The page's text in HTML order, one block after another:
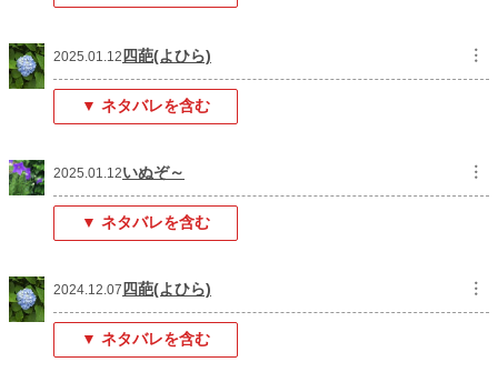
2025.01.12 四葩(よひら) ︙
▼ ネタバレを含む
2025.01.12いぬぞ～ ︙
▼ ネタバレを含む
2024.12.07 四葩(よひら) ︙
▼ ネタバレを含む